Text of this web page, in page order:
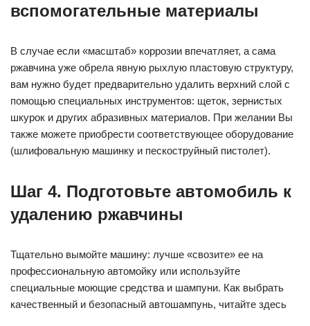
вспомогательные материалы
В случае если «масштаб» коррозии впечатляет, а сама
ржавчина уже обрела явную рыхлую пластовую структуру,
вам нужно будет предварительно удалить верхний слой с
помощью специальных инструментов: щеток, зернистых
шкурок и других абразивных материалов. При желании Вы
также можете приобрести соответствующее оборудование
(шлифовальную машинку и пескоструйный пистолет).
Шаг 4. Подготовьте автомобиль к
удалению ржавчины
Тщательно вымойте машину: лучше «свозите» ее на
профессиональную автомойку или используйте
специальные моющие средства и шампуни. Как выбрать
качественный и безопасный автошампунь, читайте здесь